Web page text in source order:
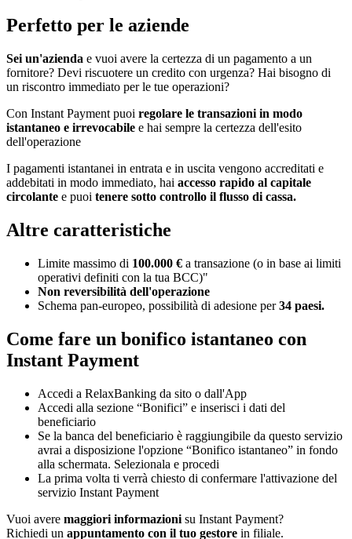
Perfetto per le aziende
Sei un'azienda e vuoi avere la certezza di un pagamento a un
fornitore? Devi riscuotere un credito con urgenza? Hai bisogno di
un riscontro immediato per le tue operazioni?
Con Instant Payment puoi regolare le transazioni in modo
istantaneo e irrevocabile e hai sempre la certezza dell'esito
dell'operazione
I pagamenti istantanei in entrata e in uscita vengono accreditati e
addebitati in modo immediato, hai accesso rapido al capitale
circolante e puoi tenere sotto controllo il flusso di cassa.
Altre caratteristiche
Limite massimo di 100.000 € a transazione (o in base ai limiti
operativi definiti con la tua BCC)"
Non reversibilità dell'operazione
Schema pan-europeo, possibilità di adesione per34 paesi.
Come fare un bonifico istantaneo con
Instant Payment
Accedi a RelaxBanking da sito o dall'App
Accedi alla sezione “Bonifici” e inserisci i dati del
beneficiario
Se la banca del beneficiario è raggiungibile da questo servizio
avrai a disposizione l'opzione “Bonifico istantaneo” in fondo
alla schermata. Selezionala e procedi
La prima volta ti verrà chiesto di confermare l'attivazione del
servizio Instant Payment
Vuoi avere maggiori informazioni su Instant Payment?
Richiedi un appuntamento con il tuo gestore in filiale.